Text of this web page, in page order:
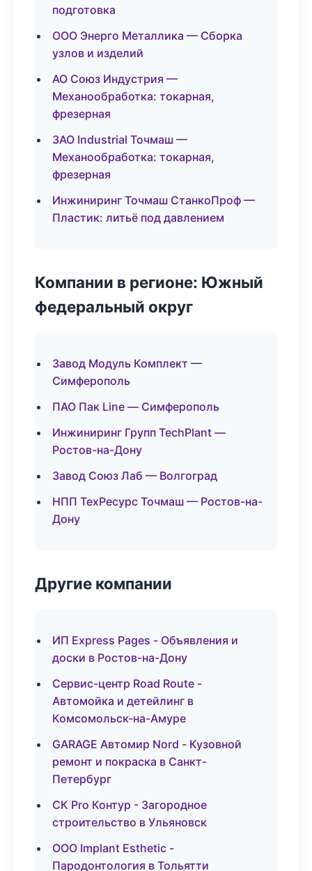
подготовка
ООО Энерго Металлика — Сборка
узлов и изделий
АО Союз Индустрия —
Механообработка: токарная,
фрезерная
ЗАО Industrial Точмаш —
Механообработка: токарная,
фрезерная
Инжиниринг Точмаш СтанкоПроф —
Пластик: литьё под давлением
Компании в регионе: Южный
федеральный округ
Завод Модуль Комплект —
Симферополь
ПАО Пак Line — Симферополь
Инжиниринг Групп TechPlant —
Ростов-на-Дону
Завод Союз Лаб — Волгоград
НПП ТехРесурс Точмаш — Ростов-на-
Дону
Другие компании
ИП Express Pages - Объявления и
доски в Ростов-на-Дону
Сервис-центр Road Route -
Автомойка и детейлинг в
Комсомольск-на-Амуре
GARAGE Автомир Nord - Кузовной
ремонт и покраска в Санкт-
Петербург
СК Pro Контур - Загородное
строительство в Ульяновск
ООО Implant Esthetic -
Пародонтология в Тольятти